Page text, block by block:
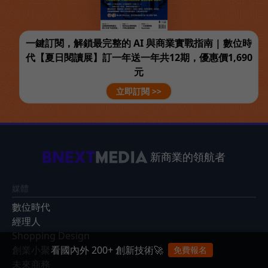
一鍵訂閱，解鎖最完整的 AI 與商業實戰指南 | 數位時
代【夏日閱讀展】訂一年送一年共12期，優惠價1,690
元
立即訂閱 >>
新商業的領航者
媒體
數位時代
經理人
看國內外 200+ 創新技術🚀 免費報名